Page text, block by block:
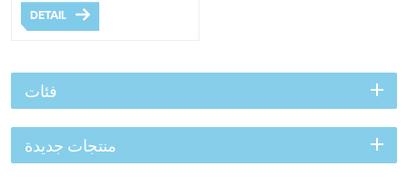
DETAIL
فئات
منتجات جديدة